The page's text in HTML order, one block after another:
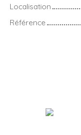
Localisation
Référence